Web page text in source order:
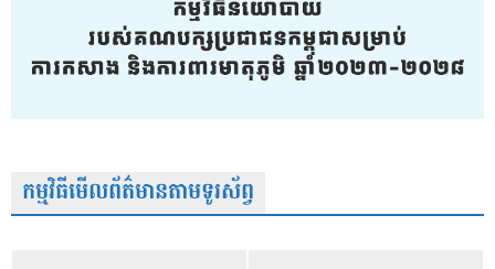
កម្មវិធីមើលព័ត៌មានតាមទូរស័ព្វ